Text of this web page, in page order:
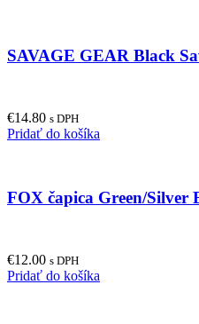
SAVAGE GEAR Black
€14.80 s DPH
Pridať do košíka
FOX čapica Green/Silver
€12.00 s DPH
Pridať do košíka